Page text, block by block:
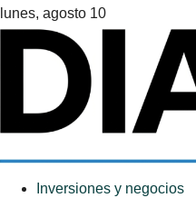
lunes, agosto 10
Inversiones y negocios